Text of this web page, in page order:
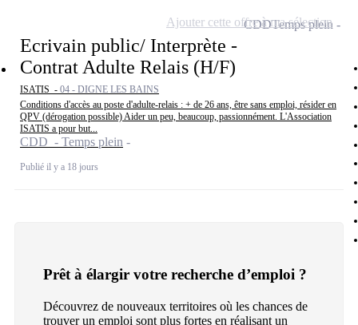
Ecrivain public/ Interprète -
Contrat Adulte Relais (H/F)
ISATIS - 04 - DIGNE LES BAINS
Conditions d'accès au poste d'adulte-relais : + de 26 ans, être sans emploi, résider en
QPV (dérogation possible) Aider un peu, beaucoup, passionnément. L'Association
ISATIS a pour but...
CDD - Temps plein
Publié il y a 18 jours
CDDTemps plein
Ajouter cette offre à ma sélection
Prêt à élargir votre recherche d’emploi ?
Découvrez de nouveaux territoires où les chances de
trouver un emploi sont plus fortes en réalisant un